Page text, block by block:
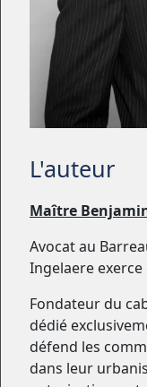
L'auteur
Maître
Avocat au
Ingelaere
Fondateur du
dédié
défend les
dans leur